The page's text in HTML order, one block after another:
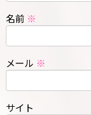
名前 ※
メール ※
サイト